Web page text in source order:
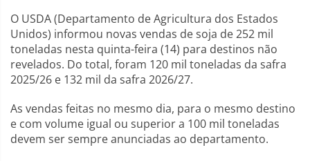
O USDA (Departamento de Agricultura dos Estados
Unidos) informou novas vendas de soja de 252 mil
toneladas nesta quinta-feira (14) para destinos não
revelados. Do total, foram 120 mil toneladas da safra
2025/26 e 132 mil da safra 2026/27.
As vendas feitas no mesmo dia, para o mesmo destino
e com volume igual ou superior a 100 mil toneladas
devem ser sempre anunciadas ao departamento.